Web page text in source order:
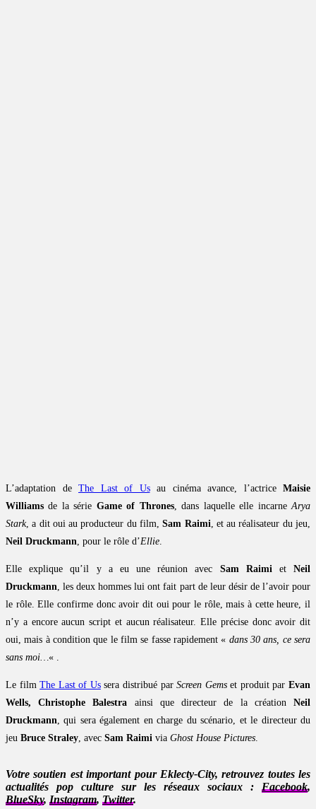
L’adaptation de The Last of Usau cinéma avance, l’actrice Maisie
Williams de la série Game of Thrones, dans laquelle elle incarneArya
Stark, a dit oui au producteur du film,Sam Raimi, et au réalisateur du jeu,
Neil Druckmann, pour le rôle d’Ellie.
Elle explique qu’il y a eu une réunion avec Sam RaimietNeil
Druckmann, les deux hommes lui ont fait part de leur désir de l’avoir pour
le rôle. Elle confirme donc avoir dit oui pour le rôle, mais à cette heure, il
n’y a encore aucun script et aucun réalisateur. Elle précise donc avoir dit
oui, mais à condition que le film se fasse rapidement « dans 30 ans, ce sera
sans moi…« .
Le filmThe Last of Ussera distribué parScreen Gemset produit parEvan
Wells, Christophe Balestra ainsi que directeur de la créationNeil
Druckmann, qui sera également en charge du scénario, et le directeur du
jeu Bruce Straley, avec Sam Raimi via Ghost House Pictures.
Votre soutien est important pour Eklecty-City, retrouvez toutes les
actualités pop culture sur les réseaux sociaux : Facebook,
BlueSky, Instagram, Twitter.